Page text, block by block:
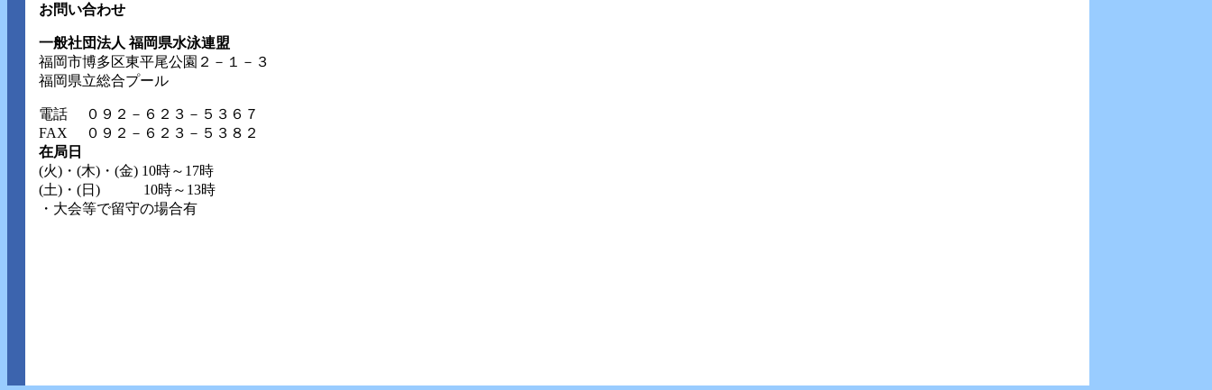
お問い合わせ
一般社団法人 福岡県水泳連盟
福岡市博多区東平尾公園２－１－３
福岡県立総合プール
電話
０９２－６２３－５３６７
FAX ０９２－６２３－５３８２
在局日
(火)・(木)・(金) 10時～17時
(土)・(日) 10時～13時
・大会等で留守の場合有